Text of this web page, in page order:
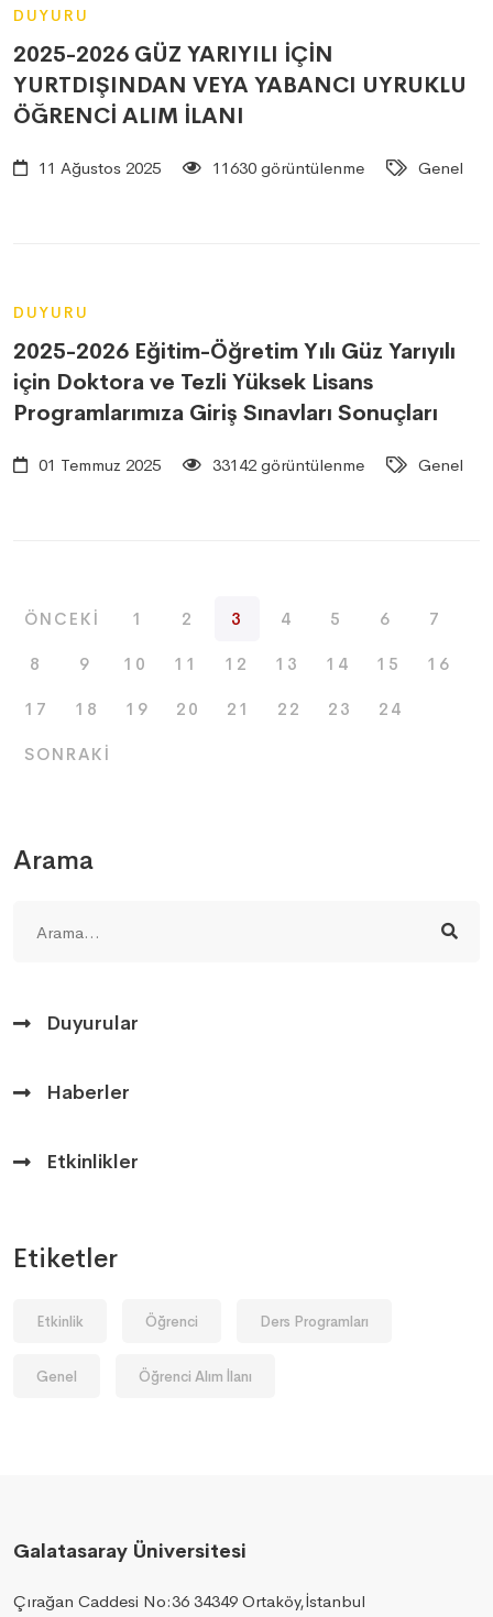
Arama
Duyurular
Haberler
Etkinlikler
Etiketler
Etkinlik Öğrenci Ders Programları
Genel Öğrenci Alım İlanı
DUYURU
2025-2026 GÜZ YARIYILI İÇİN
YURTDIŞINDAN VEYA YABANCI UYRUKLU
ÖĞRENCİ ALIM İLANI
11 Ağustos 2025 11630 görüntülenme Genel
DUYURU
2025-2026 Eğitim-Öğretim Yılı Güz Yarıyılı
için Doktora ve Tezli Yüksek Lisans
Programlarımıza Giriş Sınavları Sonuçları
01 Temmuz 2025 33142 görüntülenme Genel
ÖNCEKI 1 2 3 4 5 6 7
8 9 10 11 12 13 14 15 16
17 18 19 20 21 22 23 24
SONRAKI
Galatasaray Üniversitesi
Çırağan Caddesi No:36 34349 Ortaköy,İstanbul